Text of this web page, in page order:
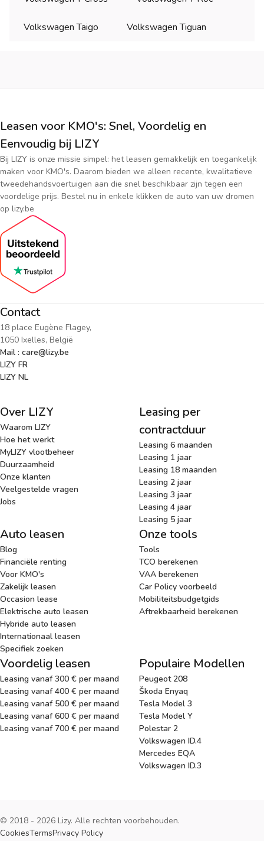
Volkswagen Taigo Volkswagen Tiguan
Leasen voor KMO's: Snel, Voordelig en
Eenvoudig bij LIZY
Bij LIZY is onze missie simpel: het leasen gemakkelijk en toegankelijk
maken voor KMO's. Daarom bieden we alleen recente, kwalitatieve
tweedehandsvoertuigen aan die snel beschikbaar zijn tegen een
voordelige prijs. Bestel nu in enkele klikken de auto van uw dromen
op lizy.be
Contact
18 place Eugène Flagey,
1050 Ixelles, België
Mail : care@lizy.be
LIZY FR
LIZY NL
Over LIZY
Waarom LIZY
Hoe het werkt
MyLIZY vlootbeheer
Duurzaamheid
Onze klanten
Veelgestelde vragen
Jobs
Leasing per
contractduur
Leasing 6 maanden
Leasing 1 jaar
Leasing 18 maanden
Leasing 2 jaar
Leasing 3 jaar
Leasing 4 jaar
Leasing 5 jaar
Auto leasen
Blog
Financiële renting
Voor KMO's
Zakelijk leasen
Occasion lease
Elektrische auto leasen
Hybride auto leasen
Internationaal leasen
Specifiek zoeken
Onze tools
Tools
TCO berekenen
VAA berekenen
Car Policy voorbeeld
Mobiliteitsbudgetgids
Aftrekbaarheid berekenen
Voordelig leasen
Leasing vanaf 300 € per maand
Leasing vanaf 400 € per maand
Leasing vanaf 500 € per maand
Leasing vanaf 600 € per maand
Leasing vanaf 700 € per maand
Populaire Modellen
Peugeot 208
Škoda Enyaq
Tesla Model 3
Tesla Model Y
Polestar 2
Volkswagen ID.4
Mercedes EQA
Volkswagen ID.3
© 2018 - 2026 Lizy. Alle rechten voorbehouden.
CookiesTermsPrivacy Policy